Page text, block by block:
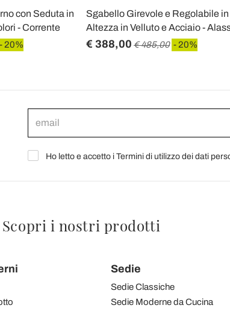
con Seduta in
- Corrente
- 20%
Sgabello Girevole e Regolabile in
Altezza in Velluto e Acciaio -
€ 388,00 € 485,00 - 20%
Ho letto e accetto i Termini di utilizzo dei dati
Scopri i nostri prodotti
Sedie
Sedie Classiche
Sedie Moderne da Cucina